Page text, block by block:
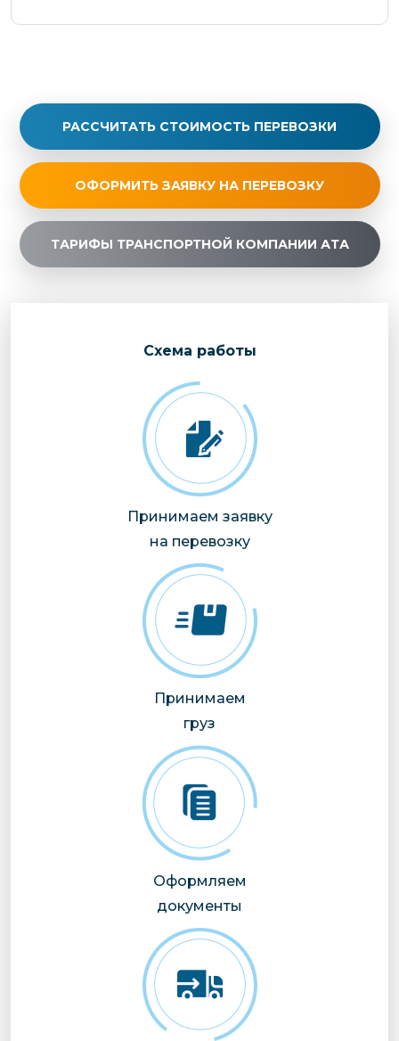
РАССЧИТАТЬ СТОИМОСТЬ ПЕРЕВОЗКИ
ОФОРМИТЬ ЗАЯВКУ НА ПЕРЕВОЗКУ
ТАРИФЫ ТРАНСПОРТНОЙ КОМПАНИИ АТА
Cхема работы
Принимаем заявку
на перевозку
Принимаем
груз
Оформляем
документы